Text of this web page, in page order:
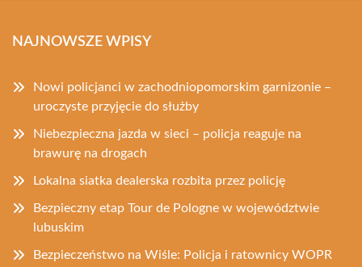
NAJNOWSZE WPISY
Nowi policjanci w zachodniopomorskim garnizonie –
uroczyste przyjęcie do służby
Niebezpieczna jazda w sieci – policja reaguje na
brawurę na drogach
Lokalna siatka dealerska rozbita przez policję
Bezpieczny etap Tour de Pologne w województwie
lubuskim
Bezpieczeństwo na Wiśle: Policja i ratownicy WOPR